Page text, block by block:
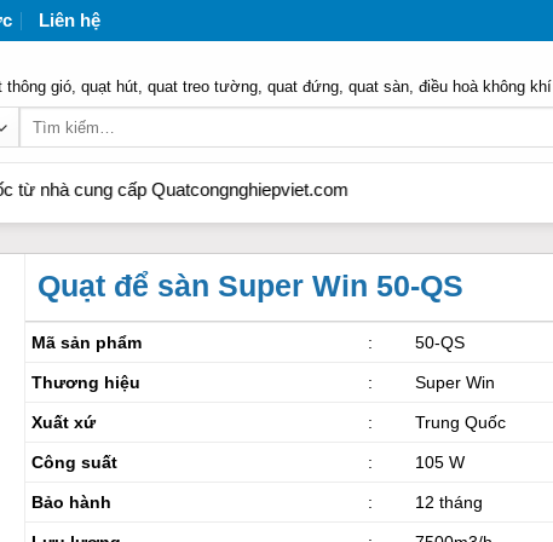
Liên hệ
thông gió, quạt hút, quat treo tường, quat đứng, quat sàn, điều hoà không khí
cấp Quatcongnghiepviet.com
Quạt để sàn Super Win 50-QS
Mã sản phẩm : 50-QS
Thương hiệu : Super Win
Xuất xứ : Trung Quốc
Công suất : 105 W
Bảo hành : 12 tháng